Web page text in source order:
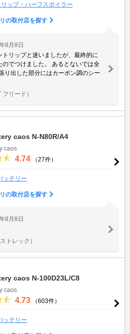
ップ・ハーフスポイラー
の取付店を探す
8月8日
リップと迷いましたが、最終的に
でつけました。 あるとないでは全
り出した部分にはカーボン調のシー
フリード）
caos N-N80R/A4
caos
4.74 （27件）
ッテリー
の取付店を探す
8月8日
トレック）
caos N-100D23L/C8
caos
4.73 （603件）
ッテリー